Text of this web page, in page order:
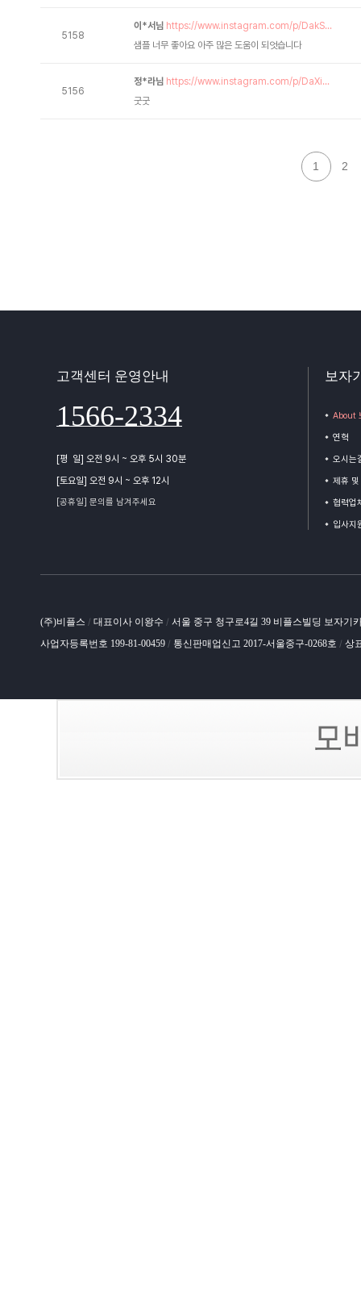
5158
이*서님 https://www.instagram.com/p/DakS...
샘플 너무 좋아요 아주 많은 도움이 되엇습니다
5156
정*라님 https://www.instagram.com/p/DaXi...
굿굿
1 2
고객센터 운영안내
1566-2334
[평 일] 오전 9시 ~ 오후 5시 30분
[토요일] 오전 9시 ~ 오후 12시
[공휴일] 문의를 남겨주세요
보자
About
연혁
오시는
제휴
협력업
입사지
(주)비플스 / 대표이사 이왕수 / 서울 중구 청구로4길 39 비플스빌딩 보자기
사업자등록번호 199-81-00459 / 통신판매업신고 2017-서울중구-0268호 / 상